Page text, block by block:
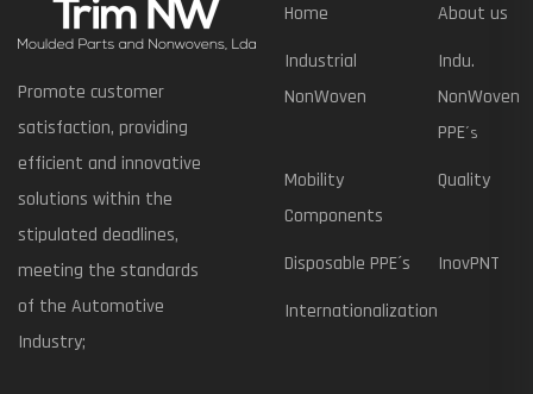
Promote customer
satisfaction, providing
efficient and innovative
solutions within the
stipulated deadlines,
meeting the standards
of the Automotive
Industry;
Home
About us
Industrial
NonWoven
Indu.
NonWoven
PPE´s
Mobility
Components
Quality
Disposable PPE´s
InovPNT
Internationalization